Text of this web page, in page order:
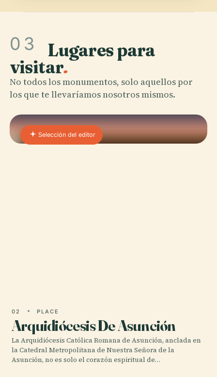
03 Lugares para
visitar.
No todos los monumentos, solo aquellos por
los que te llevaríamos nosotros mismos.
Selección del editor
02 PLACE
Arquidiócesis De Asunción
La Arquidiócesis Católica Romana de Asunción, anclada en
la Catedral Metropolitana de Nuestra Señora de la
Asunción, no es solo el corazón espiritual de…